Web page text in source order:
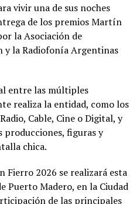
vivir una de sus noches
de los premios Martín
la Asociación de
y la Radiofonía Argentinas
entre las múltiples
realiza la entidad, como los
Cable, Cine o Digital, y
producciones, figuras y
chica.
Fierro 2026 se realizará esta
Puerto Madero, en la Ciudad
de las principales